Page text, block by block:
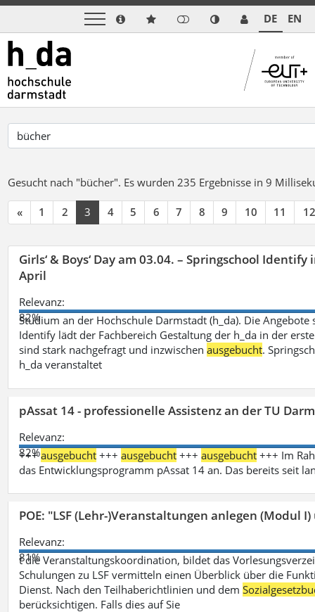
DE EN
Gesucht nach "bücher". Es wurden 235 Ergebnisse in 9
« 1 2 3 4 5 6 7 8 9 10 11 12
Girls‘ & Boys‘ Day am 03.04. – Springschool
April
Relevanz:
82%
Studium an der Hochschule Darmstadt (h_da). Die
Identify lädt der Fachbereich Gestaltung der h_da in der
sind stark nachgefragt und inzwischenausgebucht.
h_da veranstaltet
pAssat 14 - professionelle Assistenz an der TU
Relevanz:
82%
+++ausgebucht +++ausgebucht +++ausgebucht +++ Im
das Entwicklungsprogramm pAssat 14 an. Das bereits seit
POE: "LSF (Lehr-)Veranstaltungen anlegen (Modul
Relevanz:
81%
t die Veranstaltungskoordination, bildet das
Schulungen zu LSF vermitteln einen Überblick über die
Dienst. Nach den Teilhaberichtlinien und dem
berücksichtigen. Falls dies auf Sie